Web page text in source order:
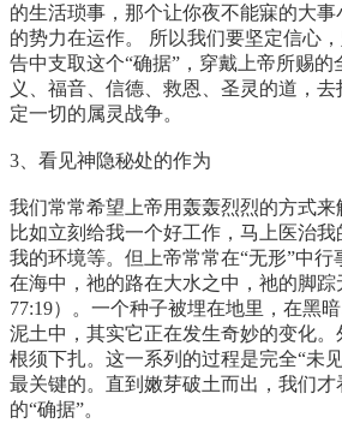
的生活琐事，那个让你夜不能寐的大事
的势力在运作。 所以我们要坚定信心
告中支取这个“确据”，穿戴上帝所赐
义、福音、信德、救恩、圣灵的道，
定一切的属灵战争。
3、看见神隐秘处的作为
我们常常希望上帝用轰轰烈烈的方式来
比如立刻给我一个好工作，马上医治
我的环境等。但上帝常常在“无形”中行
在海中，祂的路在大水之中，祂的脚踪
77:19）。一个种子被埋在地里，在黑
泥土中，其实它正在发生奇妙的变化。
根须下扎。这一系列的过程是完全“未
最关键的。直到嫩芽破土而出，我们
的“确据”。